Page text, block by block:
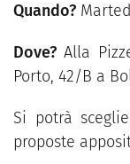
Quando?
Dove? Alla
Porto, 42/B a
Si potrà
proposte